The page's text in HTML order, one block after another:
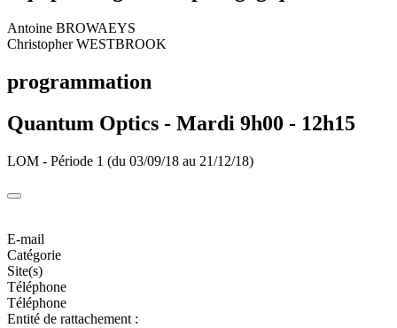
Antoine BROWAEYS
Christopher WESTBROOK
programmation
Quantum Optics - Mardi 9h00 - 12h15
LOM - Période 1 (du 03/09/18 au 21/12/18)
E-mail
Catégorie
Site(s)
Téléphone
Téléphone
Entité de rattachement :